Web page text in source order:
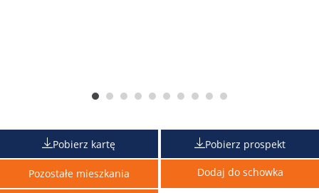
Pobierz kartę Pobierz prospekt
Pozostałe mieszkania Dodaj do schowka